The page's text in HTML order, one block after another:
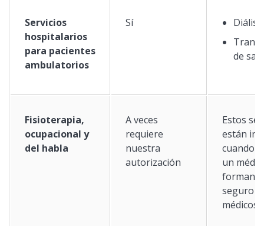
Servicios
hospitalarios
para pacientes
ambulatorios
Sí
de
Fisioterapia,
ocupacional y
del habla
A veces
requiere
nuestra
autorización
Estos
están
cuando
un
forman
seguro
médicos